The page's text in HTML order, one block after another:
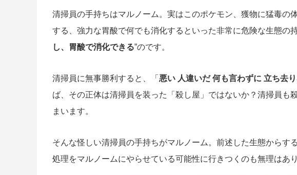
清掃員の手持ちはマルノーム。実はこのポケモン、獲物に猛毒の
する、強力な胃酸で何でも消化するといった非常に危険な生態の
し、胃酸で消化できる”のです。
清掃員に無事勝利すると、「悪い 人違いだ 何も言わずに 立ち去
ば、 その正体は清掃員を装った「殺し屋」ではないか？清掃員も
まいます。
そんな怪しい清掃員の手持ちがマルノーム。前述した生態からする
処理をマルノームにやらせている可能性に行きつくのも無理はあ